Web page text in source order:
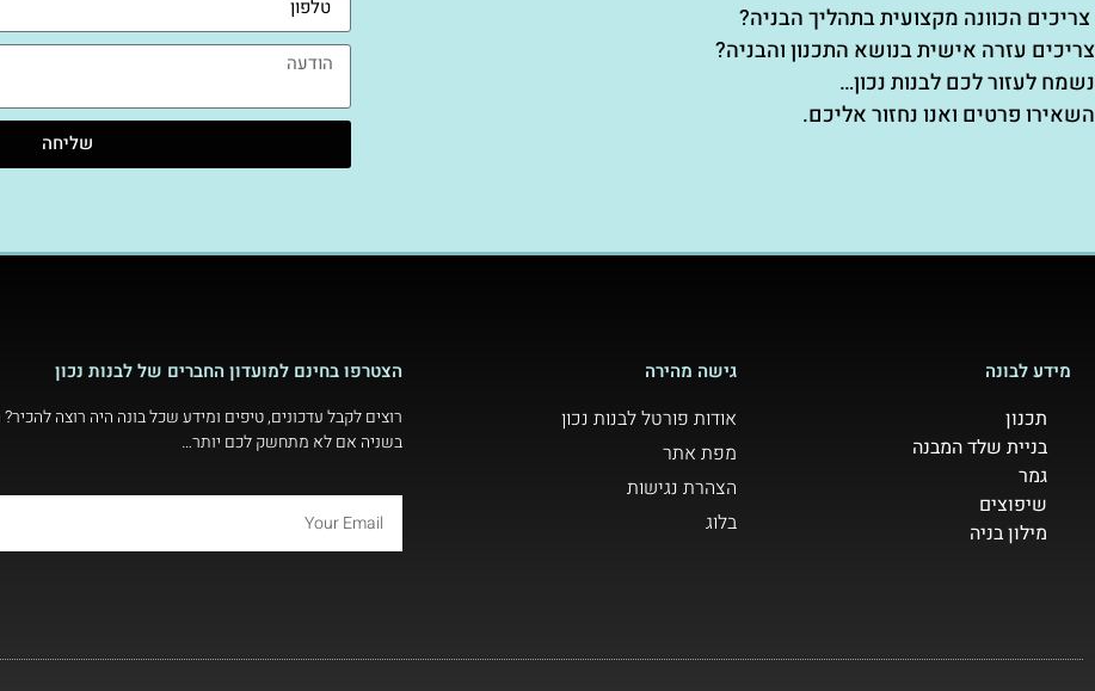
צריכים הכוונה מקצועית בתהליך הבניה?
צריכים עזרה אישית בנושא התכנון והבניה?
נשמח לעזור לכם לבנות נכון…
השאירו פרטים ואנו נחזור אליכם.
שליחה
מידע לבונה
תכנון
בניית שלד המבנה
גמר
שיפוצים
מילון בניה
גישה מהירה
אודות פורטל לבנות נכון
מפת אתר
הצהרת נגישות
בלוג
הצטרפו בחינם למועדון החברים של לבנות נכון
רוצים לקבל עדכונים, טיפים ומידע שכל בונה היה רוצה
בשניה אם לא מתחשק לכם יותר…